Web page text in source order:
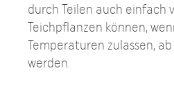
durch Teilen auch einfach
Teichpflanzen können,
Temperaturen zulassen,
werden.